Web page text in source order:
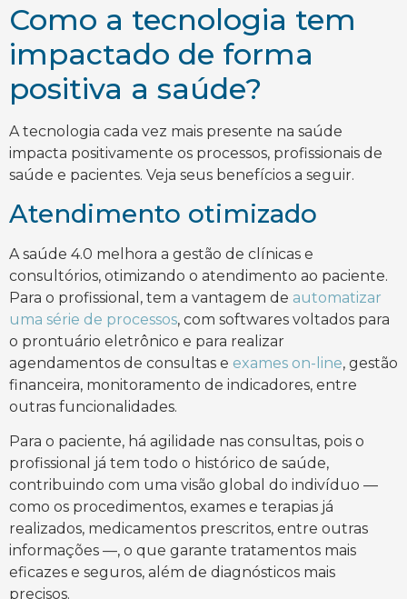
Como a tecnologia tem
impactado de forma
positiva a saúde?
A tecnologia cada vez mais presente na saúde
impacta positivamente os processos, profissionais de
saúde e pacientes. Veja seus benefícios a seguir.
Atendimento otimizado
A saúde 4.0 melhora a gestão de clínicas e
consultórios, otimizando o atendimento ao paciente.
Para o profissional, tem a vantagem de automatizar
uma série de processos, com softwares voltados para
o prontuário eletrônico e para realizar
agendamentos de consultas e exames on-line, gestão
financeira, monitoramento de indicadores, entre
outras funcionalidades.
Para o paciente, há agilidade nas consultas, pois o
profissional já tem todo o histórico de saúde,
contribuindo com uma visão global do indivíduo —
como os procedimentos, exames e terapias já
realizados, medicamentos prescritos, entre outras
informações —, o que garante tratamentos mais
eficazes e seguros, além de diagnósticos mais
precisos.